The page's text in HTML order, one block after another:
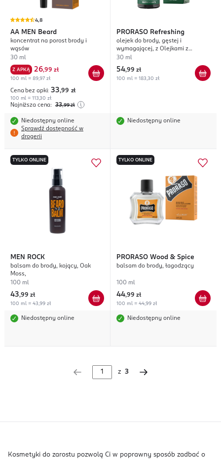
4,8
AA MEN Beard
koncentrat na porost brody i
wąsów
30 ml
Z APKĄ 26,99 zł
100 ml = 89,97 zł
Cena bez apki: 33,99 zł
100 ml = 113,30 zł
Najniższa cena: 33,99 zł
Niedostępny online
Sprawdź dostępność w
drogerii
PRORASO Refreshing
olejek do brody, gęstej i
wymagającej, z Olejkami z
Eukaliptusa, Bergamotki i
30 ml
54,99 zł
100 ml = 183,30 zł
Niedostępny online
TYLKO ONLINE
MEN ROCK
balsam do brody, kojący, Oak
Moss,
100 ml
43,99 zł
100 ml = 43,99 zł
Niedostępny online
TYLKO ONLINE
PRORASO Wood & Spice
balsam do brody, łagodzący
100 ml
44,99 zł
100 ml = 44,99 zł
Niedostępny online
z 3
Kosmetyki do zarostu pozwolą Ci w poprawny sposób zadbać o